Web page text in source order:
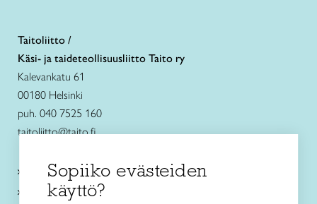
Taitoliitto /
Käsi- ja taideteollisuusliitto Taito ry
Kalevankatu 61
00180 Helsinki
puh. 040 7525 160
taitoliitto@taito.fi
Käsityökurssit ja koulutus
Ajankohtaista
Sopiiko evästeiden
käyttö?